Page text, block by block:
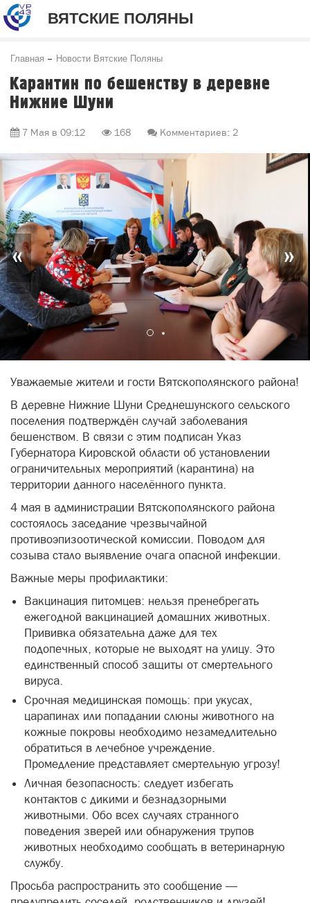
ВЯТСКИЕ ПОЛЯНЫ
Главная Новости Вятские Поляны
Карантин по бешенству в деревне
Нижние Шуни
7 Мая в 09:12 168 Комментариев: 2
« »
Уважаемые жители и гости Вятскополянского района!
В деревне Нижние Шуни Среднешунского сельского
поселения подтверждён случай заболевания
бешенством. В связи с этим подписан Указ
Губернатора Кировской области об установлении
ограничительных мероприятий (карантина) на
территории данного населённого пункта.
4 мая в администрации Вятскополянского района
состоялось заседание чрезвычайной
противоэпизоотической комиссии. Поводом для
созыва стало выявление очага опасной инфекции.
Важные меры профилактики:
Вакцинация питомцев: нельзя пренебрегать
ежегодной вакцинацией домашних животных.
Прививка обязательна даже для тех
подопечных, которые не выходят на улицу. Это
единственный способ защиты от смертельного
вируса.
Срочная медицинская помощь: при укусах,
царапинах или попадании слюны животного на
кожные покровы необходимо незамедлительно
обратиться в лечебное учреждение.
Промедление представляет смертельную угрозу!
Личная безопасность: следует избегать
контактов с дикими и безнадзорными
животными. Обо всех случаях странного
поведения зверей или обнаружения трупов
животных необходимо сообщать в ветеринарную
службу.
Просьба распространить это сообщение —